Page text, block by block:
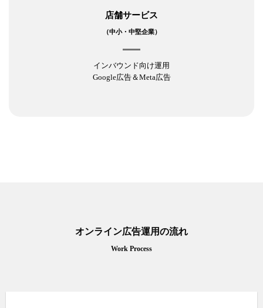
店舗サービス
（中小・中堅企業）
インバウンド向け運用
Google広告＆Meta広告
オンライン広告運用の流れ
Work Process